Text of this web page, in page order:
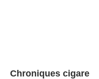
Chroniques cigare